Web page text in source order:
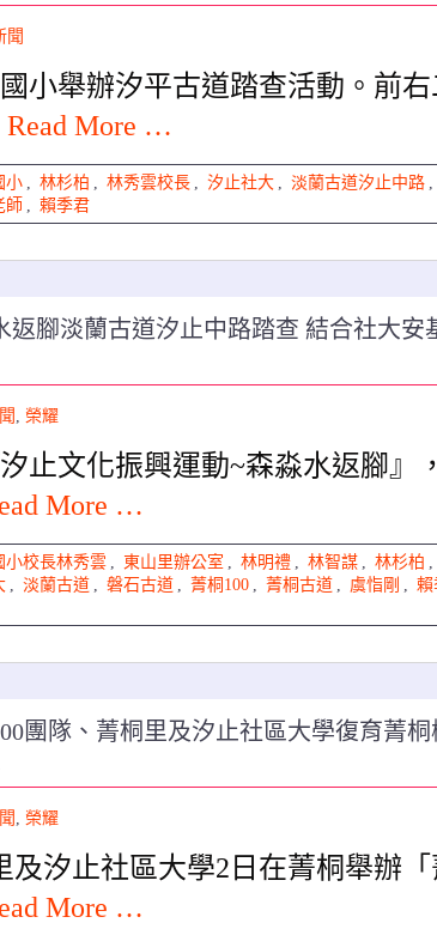
聞
小舉辦汐平古道踏查活動。前
Read More …
小 , 林杉柏 , 林秀雲校長 , 汐止社大 , 淡蘭古道汐止中路 ,
師 , 賴季君
返腳淡蘭古道汐止中路踏查 結合社大安
, 榮耀
止文化振興運動~森淼水返腳』
More …
小校長林秀雲 , 東山里辦公室 , 林明禮 , 林智謀 , 林杉柏 ,
, 淡蘭古道 , 磐石古道 , 菁桐100 , 菁桐古道 , 虞恉剛 , 賴
團隊、菁桐里及汐止社區大學復育菁
, 榮耀
汐止社區大學2日在菁桐舉辦
More …